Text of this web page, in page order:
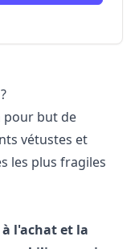
pour but de
vétustes et
les plus fragiles
l'achat et la